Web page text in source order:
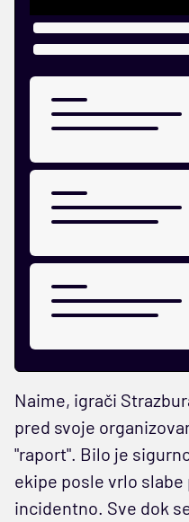
Naime, igrači
pred svoje
"raport". Bilo je
ekipe posle vrlo
incidentno. Sve dok